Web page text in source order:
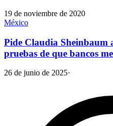
19 de noviembre de 2020
México
Pide Claudia Sheinbaum
pruebas de que bancos
26 de junio de 2025·